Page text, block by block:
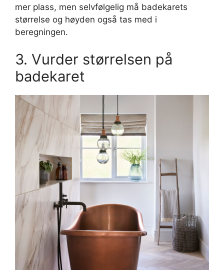
mer plass, men selvfølgelig må badekarets
størrelse og høyden også tas med i
beregningen.
3. Vurder størrelsen på
badekaret